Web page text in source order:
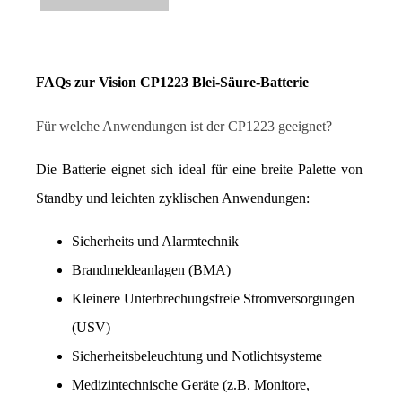
FAQs zur Vision CP1223 Blei-Säure-Batterie
Für welche Anwendungen ist der CP1223 geeignet?
Die Batterie eignet sich ideal für eine breite Palette von
Standby und leichten zyklischen Anwendungen:
Sicherheits und Alarmtechnik
Brandmeldeanlagen (BMA)
Kleinere Unterbrechungsfreie Stromversorgungen
(USV)
Sicherheitsbeleuchtung und Notlichtsysteme
Medizintechnische Geräte (z.B. Monitore,